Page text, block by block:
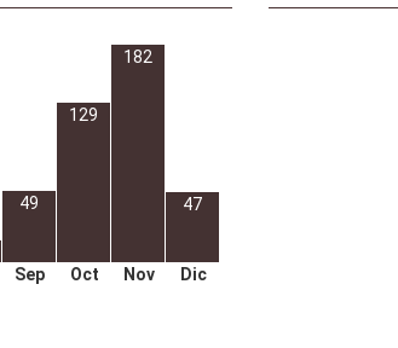
49
129
182
47
Sep Oct Nov Dic